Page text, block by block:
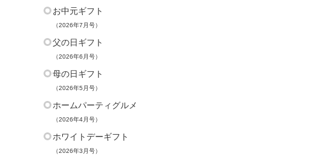
お中元ギフト
（2026年7月号）
父の日ギフト
（2026年6月号）
母の日ギフト
（2026年5月号）
ホームパーティグルメ
（2026年4月号）
ホワイトデーギフト
（2026年3月号）